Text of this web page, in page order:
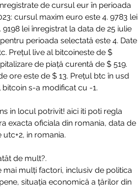
de cursul eur în perioada
cursul maxim euro este 4. 9783 lei
lei înregistrat la data de 25 iulie
perioada selectată este 4. Date
Prețul live al bitcoineste de $
de piață curentă de $ 519.
ore este de $ 13. Prețul btc în usd
s-a modificat cu -1.
oficiala din romania, data de
in romania.
de mult?.
mulți factori, inclusiv de politica
situația economică a țărilor din